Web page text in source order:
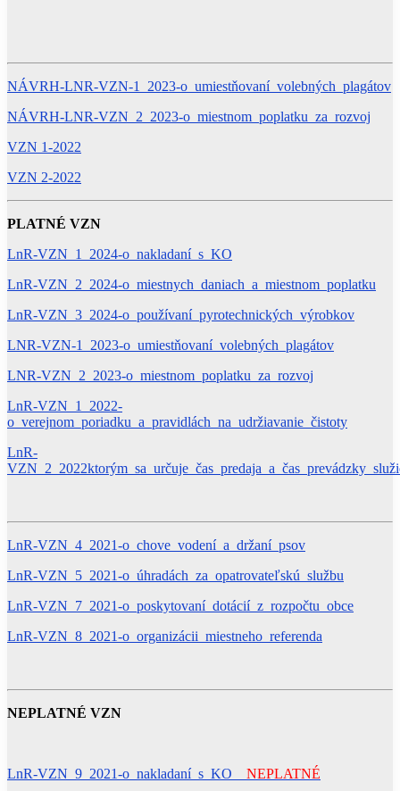
NÁVRH-LNR-VZN-1_2023-o_umiestňovaní_volebných_plagátov
NÁVRH-LNR-VZN_2_2023-o_miestnom_poplatku_za_rozvoj
VZN 1-2022
VZN 2-2022
PLATNÉ VZN
LnR-VZN_1_2024-o_nakladaní_s_KO
LnR-VZN_2_2024-o_miestnych_daniach_a_miestnom_poplatku
LnR-VZN_3_2024-o_používaní_pyrotechnických_výrobkov
LNR-VZN-1_2023-o_umiestňovaní_volebných_plagátov
LNR-VZN_2_2023-o_miestnom_poplatku_za_rozvoj
LnR-VZN_1_2022-
o_verejnom_poriadku_a_pravidlách_na_udržiavanie_čistoty
LnR-
LnR-VZN_4_2021-o_chove_vodení_a_držaní_psov
LnR-VZN_5_2021-o_úhradách_za_opatrovateľskú_službu
LnR-VZN_7_2021-o_poskytovaní_dotácií_z_rozpočtu_obce
LnR-VZN_8_2021-o_organizácii_miestneho_referenda
NEPLATNÉ VZN
LnR-VZN_9_2021-o_nakladaní_s_KO NEPLATNÉ